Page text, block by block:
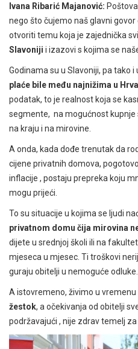
Ivana Ribarić Majanović:
nego što čujemo naš glavni
otvoriti temu koja je zajednička
Slavoniji i izazovi s kojima se
Godinama su u Slavoniji, pa tako
plaće bile među najnižima u
podatak, to je realnost koja se
segmente, na mogućnost kupnje
na kraju i na mirovine.
A onda, kada dođe trenutak da
cijene privatnih domova,
inflacije , postaju prepreka koju
mogu prijeći.
To su situacije u kojima se ljudi
privatnom domu čija mirovina
dijete u srednjoj školi ili na
mjeseca u mjesec. Ti troškovi
guraju obitelji u nemoguće odluke.
A istovremeno, živimo u vremenu
žestok, a očekivanja od obitelji
podržavajući , nije zdrav temelj